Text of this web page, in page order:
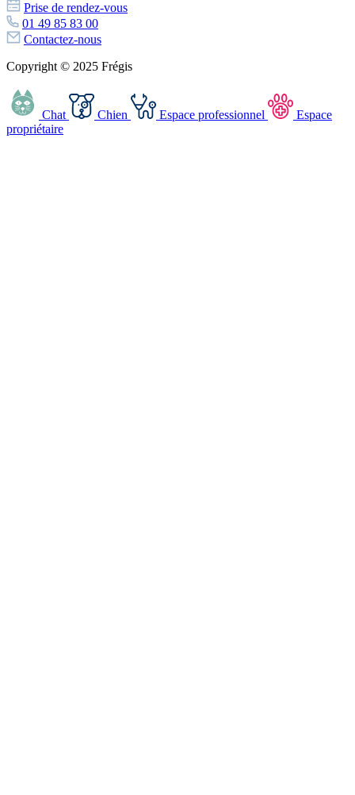
Prise de rendez-vous
01 49 85 83 00
Contactez-nous
Copyright © 2025 Frégis
Chat Chien Espace professionnel
Espace
propriétaire